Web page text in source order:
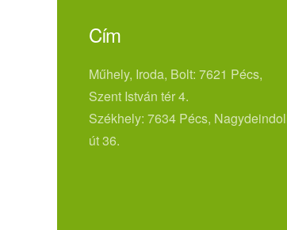
Cím
Műhely, Iroda, Bolt: 7621 Pécs,
Szent István tér 4.
Székhely: 7634 Pécs,
út 36.